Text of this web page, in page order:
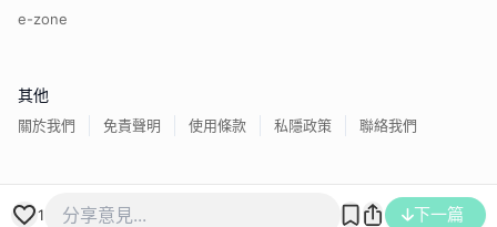
1 下一篇
e-zone
其他
關於我們 免責聲明 使用條款 私隱政策 聯絡我們
香港經濟日報版權所有©